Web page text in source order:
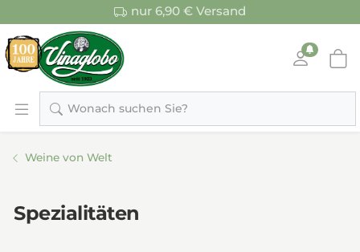
nur 6,90 € Versand
Wonach suchen Sie?
Weine von Welt
Spezialitäten